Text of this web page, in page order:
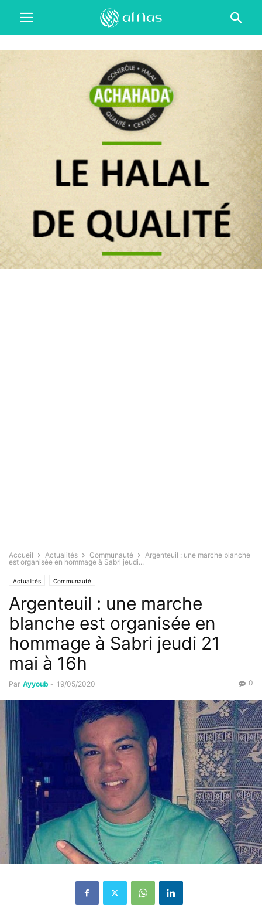
Accueil Actualités Communauté
Argenteuil : une marche blanche
est organisée en hommage à Sabri jeudi...
Actualités Communauté
Argenteuil : une marche
blanche est organisée en
hommage à Sabri jeudi 21
mai à 16h
Par Ayyoub - 19/05/2020 0